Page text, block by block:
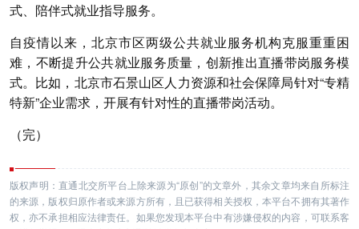
式、陪伴式就业指导服务。
自疫情以来，北京市区两级公共就业服务机构克服重重困
难，不断提升公共就业服务质量，创新推出直播带岗服务模
式。比如，北京市石景山区人力资源和社会保障局针对“专精
特新”企业需求，开展有针对性的直播带岗活动。
（完）
版权声明：直通北交所平台上除来源为“原创”的文章外，其余文章均来自所标注
的来源，版权归原作者或来源方所有，且已获得相关授权，本平台不拥有其著作
权，亦不承担相应法律责任。如果您发现本平台中有涉嫌侵权的内容，可联系客